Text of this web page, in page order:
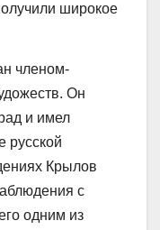
широкое
членом-
Он
и имел
русской
Крылов
с
одним из